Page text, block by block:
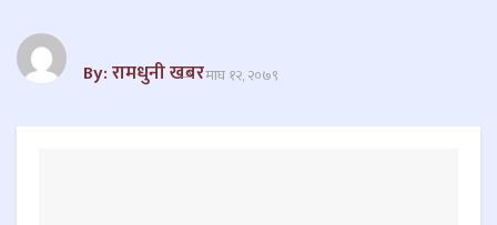
By: रामधुनी खबरमाघ १२, २०७९